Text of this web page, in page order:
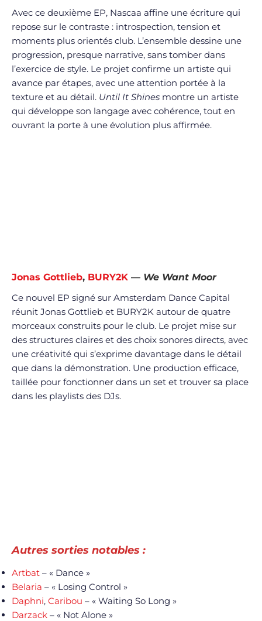
Avec ce deuxième EP, Nascaa affine une écriture qui
repose sur le contraste : introspection, tension et
moments plus orientés club. L’ensemble dessine une
progression, presque narrative, sans tomber dans
l’exercice de style. Le projet confirme un artiste qui
avance par étapes, avec une attention portée à la
texture et au détail. Until It Shines montre un artiste
qui développe son langage avec cohérence, tout en
ouvrant la porte à une évolution plus affirmée.
Jonas Gottlieb, BURY2K — We Want Moor
Ce nouvel EP signé sur Amsterdam Dance Capital
réunit Jonas Gottlieb et BURY2K autour de quatre
morceaux construits pour le club. Le projet mise sur
des structures claires et des choix sonores directs, avec
une créativité qui s’exprime davantage dans le détail
que dans la démonstration. Une production efficace,
taillée pour fonctionner dans un set et trouver sa place
dans les playlists des DJs.
Autres sorties notables :
Artbat – « Dance »
Belaria – « Losing Control »
Daphni, Caribou – « Waiting So Long »
Darzack – « Not Alone »